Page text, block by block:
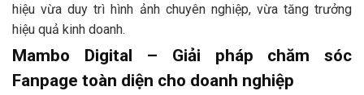
hiệu vừa duy trì hình ảnh chuyên nghiệp, vừa tăng trưởng
hiệu quả kinh doanh.
Mambo Digital – Giải pháp chăm sóc
Fanpage toàn diện cho doanh nghiệp